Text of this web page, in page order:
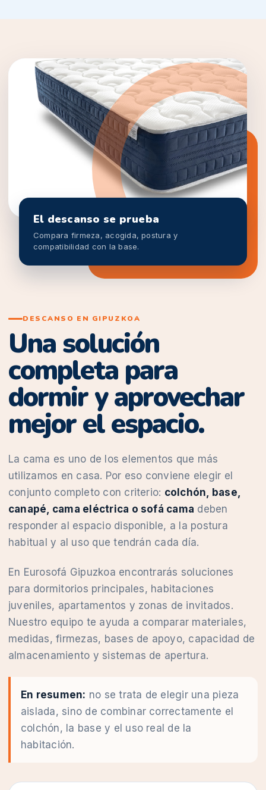
El descanso se prueba
Compara firmeza, acogida, postura y
compatibilidad con la base.
DESCANSO EN GIPUZKOA
Una solución
completa para
dormir y aprovechar
mejor el espacio.
La cama es uno de los elementos que más
utilizamos en casa. Por eso conviene elegir el
conjunto completo con criterio: colchón, base,
canapé, cama eléctrica o sofá cama deben
responder al espacio disponible, a la postura
habitual y al uso que tendrán cada día.
En Eurosofá Gipuzkoa encontrarás soluciones
para dormitorios principales, habitaciones
juveniles, apartamentos y zonas de invitados.
Nuestro equipo te ayuda a comparar materiales,
medidas, firmezas, bases de apoyo, capacidad de
almacenamiento y sistemas de apertura.
En resumen: no se trata de elegir una pieza
aislada, sino de combinar correctamente el
colchón, la base y el uso real de la
habitación.